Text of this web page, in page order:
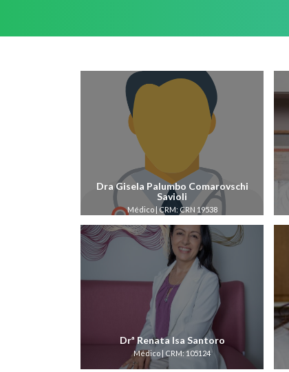
Dra Gisela Palumbo Comarovschi
Savioli
Médico | CRM: CRN 19538
Drª Renata Isa Santoro
Médico | CRM: 105124